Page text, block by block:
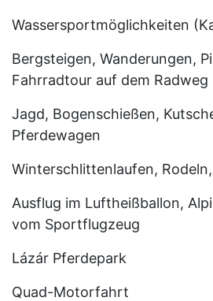
Wassersportmöglichkeiten
Bergsteigen, Wanderungen,
Fahrradtour auf dem Radweg
Jagd, Bogenschießen,
Pferdewagen
Winterschlittenlaufen,
Ausflug im Luftheißballon,
vom Sportflugzeug
Lázár Pferdepark
Quad-Motorfahrt